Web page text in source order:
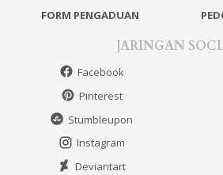
FORM PENGADUAN
JARINGAN
Facebook
Pinterest
Stumbleupon
Instagram
Deviantart